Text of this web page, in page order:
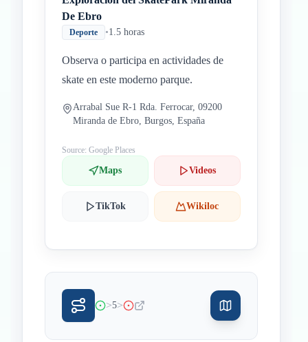
De Ebro
Deporte •1.5 horas
Observa o participa en actividades de
skate en este moderno parque.
Arrabal Sue R-1 Rda. Ferrocar, 09200
Miranda de Ebro, Burgos, España
Source: Google Places
Maps Videos
TikTok Wikiloc
>5>